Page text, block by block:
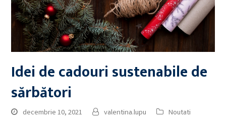
Idei de cadouri sustenabile de
sărbători
decembrie 10, 2021 valentina.lupu Noutati